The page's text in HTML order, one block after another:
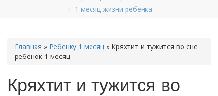
1 месяц жизни ребенка
Главная » Ребенку 1 месяц » Кряхтит и тужится во сне
ребенок 1 месяц
Кряхтит и тужится во